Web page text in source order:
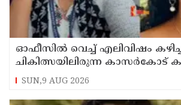
ഓഫീസില്‍ വെച്ച് എലിവിഷം
ചികിത്സയിലിരുന്ന കാസര്‍കോട്
സീനിയര്‍ ക്ലര്‍ക്ക് മരിച്ചു
SUN,9 AUG 2026